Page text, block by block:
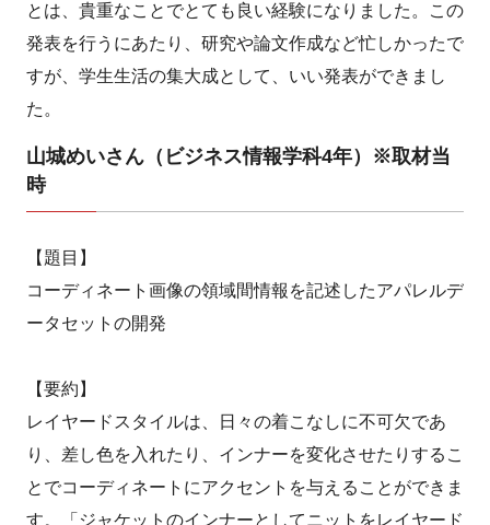
とは、貴重なことでとても良い経験になりました。この
発表を行うにあたり、研究や論文作成など忙しかったで
すが、学生生活の集大成として、いい発表ができまし
た。
山城めいさん（ビジネス情報学科4年）※取材当
時
【題目】
コーディネート画像の領域間情報を記述したアパレルデ
ータセットの開発
【要約】
レイヤードスタイルは、日々の着こなしに不可欠であ
り、差し色を入れたり、インナーを変化させたりするこ
とでコーディネートにアクセントを与えることができま
す。「ジャケットのインナーとしてニットをレイヤード